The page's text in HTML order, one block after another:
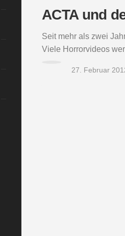
ACTA und
Seit mehr als zwei
Viele Horrorvideos
27. Februar